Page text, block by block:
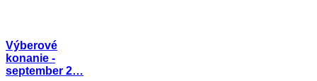
Výberové
konanie -
september 2…